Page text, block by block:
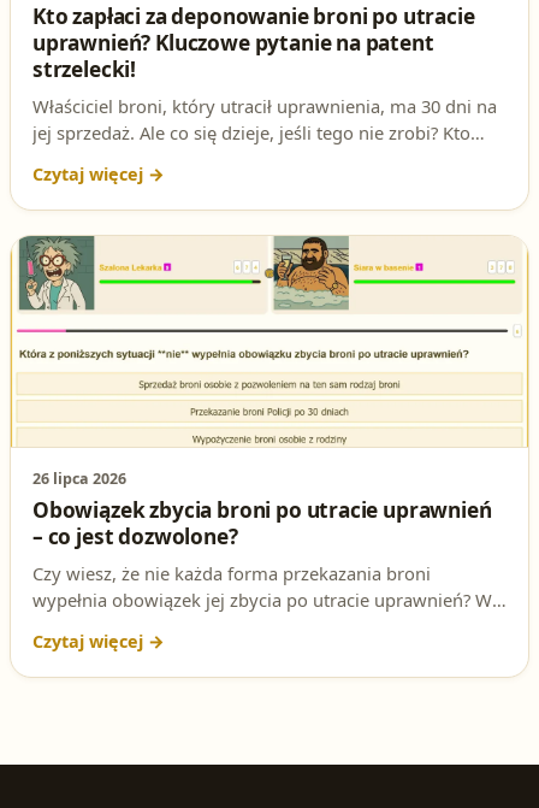
Kto zapłaci za deponowanie broni po utracie
uprawnień? Kluczowe pytanie na patent
strzelecki!
Właściciel broni, który utracił uprawnienia, ma 30 dni na
jej sprzedaż. Ale co się dzieje, jeśli tego nie zrobi? Kto
często pojawia się na testach na patent strzelecki i może
zdecydować o wyniku Twojego egzaminu.
Przedstawiamy szczegółową analizę tego zagadnienia,
opartą na przepisach prawa.
26 lipca 2026
Obowiązek zbycia broni po utracie uprawnień
– co jest dozwolone?
Czy wiesz, że nie każda forma przekazania broni
wypełnia obowiązek jej zbycia po utracie uprawnień? W
strzelecki: która sytuacja nie spełnia obowiązku zbycia i
dlaczego. Sprawdź poprawną odpowiedź i jej podstawę